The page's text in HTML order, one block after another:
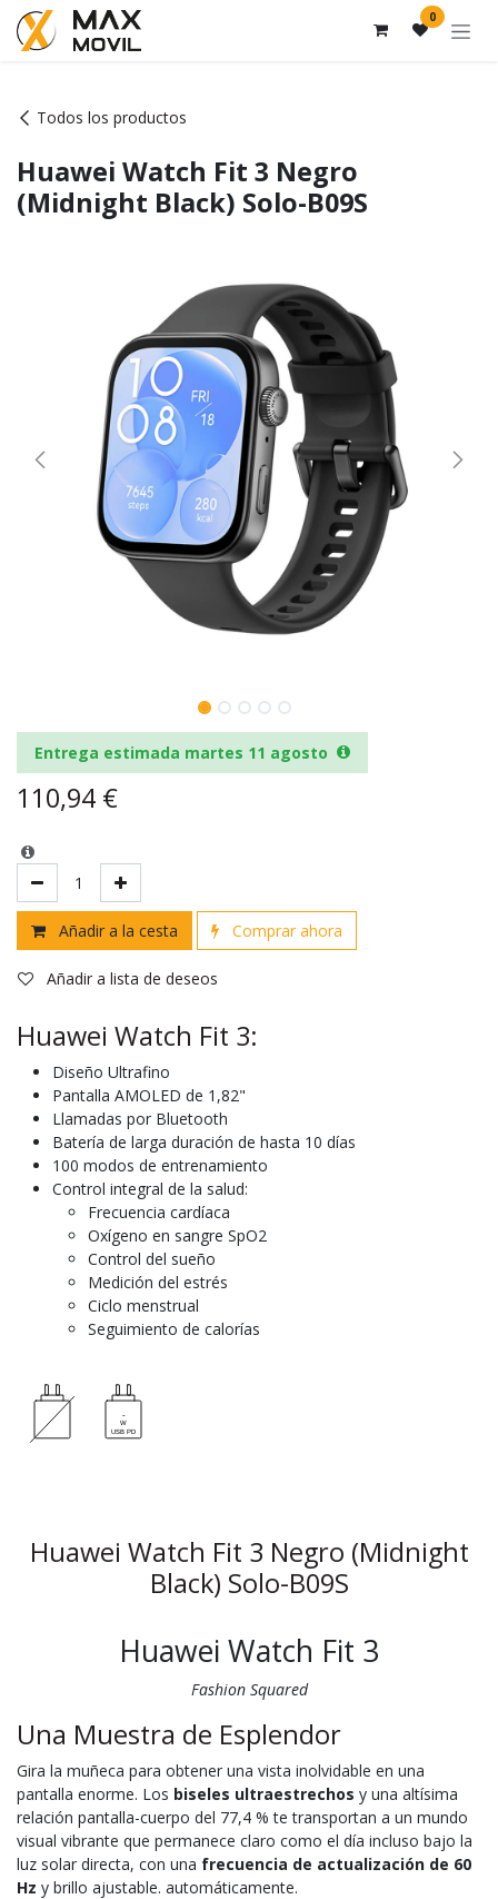
Ir al contenido 0
Todos los productos
Huawei Watch Fit 3 Negro
(Midnight Black) Solo-B09S
Entrega estimada martes 11 agosto
110,94 €
Añadir a la cesta Comprar ahora
Añadir a lista de deseos
Huawei Watch Fit 3:
Diseño Ultrafino
Pantalla AMOLED de 1,82"
Llamadas por Bluetooth
Batería de larga duración de hasta 10 días
100 modos de entrenamiento
Control integral de la salud:
Frecuencia cardíaca
Oxígeno en sangre SpO2
Control del sueño
Medición del estrés
Ciclo menstrual
Seguimiento de calorías
Huawei Watch Fit 3 Negro (Midnight
Black) Solo-B09S
Huawei Watch Fit 3
Fashion Squared
Una Muestra de Esplendor
Gira la muñeca para obtener una vista inolvidable en una
pantalla enorme. Los biseles ultraestrechos y una altísima
relación pantalla-cuerpo del 77,4 % te transportan a un mundo
visual vibrante que permanece claro como el día incluso bajo la
luz solar directa, con una frecuencia de actualización de 60
Hz y brillo ajustable. automáticamente.